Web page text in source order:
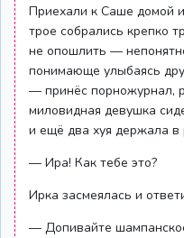
Приехали к Саше домой
трое собрались крепко
не опошлить —
понимающе улыбаясь
— принёс порножурнал,
миловидная девушка
и ещё два хуя держала в
— Ира! Как тебе это?
Ирка засмеялась и
— Допивайте